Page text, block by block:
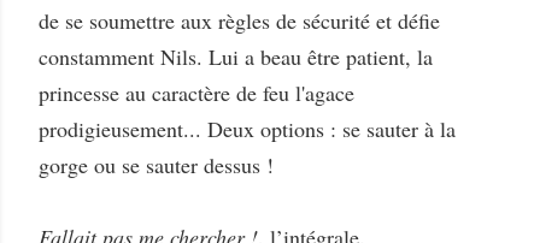
de se soumettre aux règles de sécurité et défie
constamment Nils. Lui a beau être patient, la
princesse au caractère de feu l'agace
prodigieusement... Deux options : se sauter à la
gorge ou se sauter dessus !
Fallait pas me chercher !, l’intégrale.